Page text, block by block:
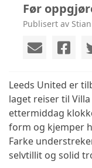
Før
Publisert av
Leeds United er
laget reiser til
ettermiddag
form og kjemper
Farke
selvtillit og solid